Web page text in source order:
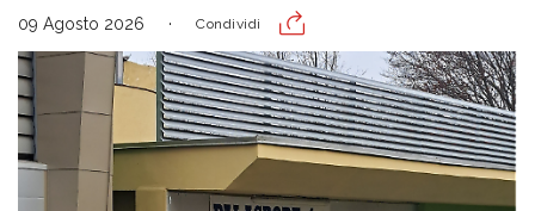
09 Agosto 2026 Condividi